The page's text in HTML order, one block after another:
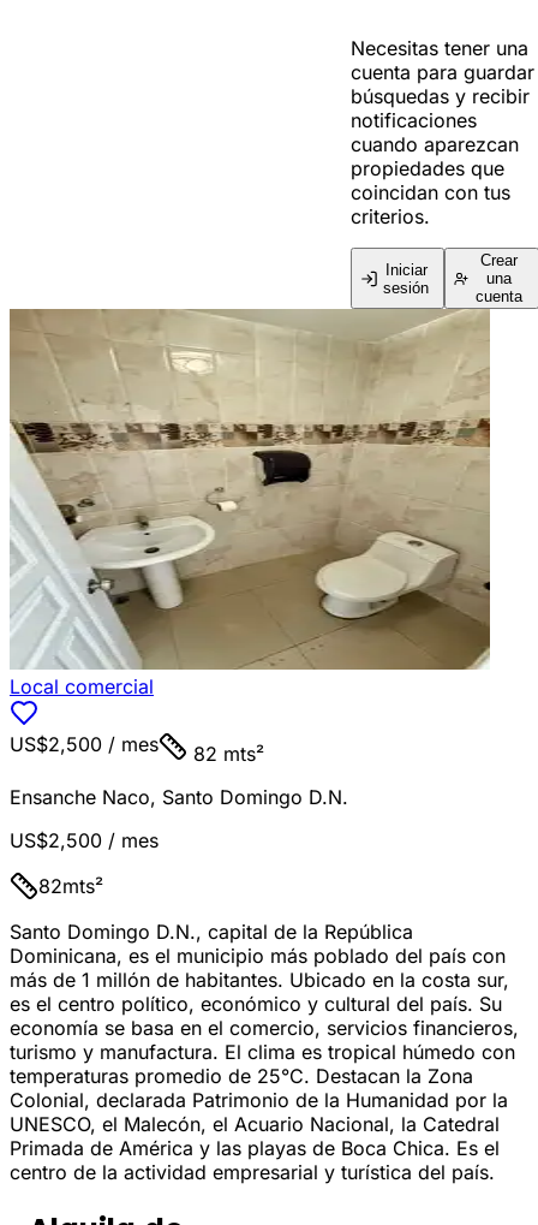
Necesitas tener una
cuenta para guardar
búsquedas y recibir
notificaciones
cuando aparezcan
propiedades que
coincidan con tus
criterios.
Iniciar
sesión
Crear
una
cuenta
Local comercial
US$2,500 / mes
82 mts²
Ensanche Naco, Santo Domingo D.N.
US$2,500 / mes
82mts²
Santo Domingo D.N., capital de la República
Dominicana, es el municipio más poblado del país con
más de 1 millón de habitantes. Ubicado en la costa sur,
es el centro político, económico y cultural del país. Su
economía se basa en el comercio, servicios financieros,
turismo y manufactura. El clima es tropical húmedo con
temperaturas promedio de 25°C. Destacan la Zona
Colonial, declarada Patrimonio de la Humanidad por la
UNESCO, el Malecón, el Acuario Nacional, la Catedral
Primada de América y las playas de Boca Chica. Es el
centro de la actividad empresarial y turística del país.